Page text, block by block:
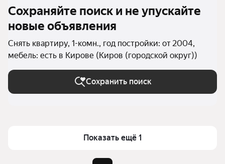
Сохраняйте поиск и не упускайте
новые объявления
Снять квартиру, 1-комн., год постройки: от 2004,
мебель: есть в Кирове (Киров (городской округ))
Сохранить поиск
Показать ещё 1